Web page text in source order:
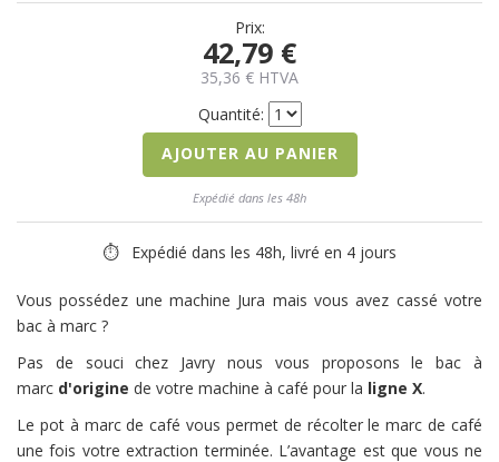
Prix:
42,79 €
35,36 € HTVA
Quantité:
AJOUTER AU PANIER
Expédié dans les 48h
⏱ Expédié dans les 48h, livré en 4 jours
Vous possédez une machine Jura mais vous avez cassé votre
bac à marc ?
Pas de souci chez Javry nous vous proposons le bac à
marc d'origine de votre machine à café pour la ligne X.
Le pot à marc de café vous permet de récolter le marc de café
une fois votre extraction terminée. L’avantage est que vous ne